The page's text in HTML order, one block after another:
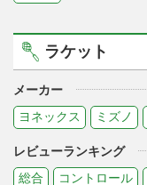
ラケット
メーカー
ヨネックス
ミズノ
レビューランキング
総合
コントロール